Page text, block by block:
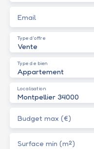
Email
Vente
Type d'offre
Appartement
Type de bien
Montpellier 34000
Localisation
Budget max (€)
Surface min (m²)